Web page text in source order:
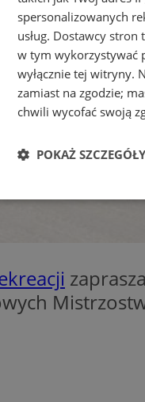
spersonalizowanych
usług. Dostawcy stron
w tym wykorzystywać
wyłącznie tej witryny.
zamiast na zgodzie;
chwili wycofać swoją
POKAŻ SZCZEGÓŁY
Niezbędne